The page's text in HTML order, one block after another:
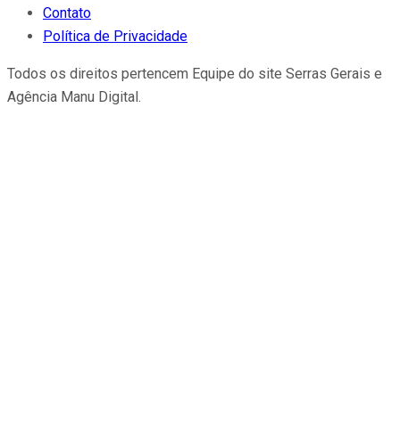
Contato
Política de Privacidade
Todos os direitos pertencem Equipe do site Serras Gerais e
Agência Manu Digital.